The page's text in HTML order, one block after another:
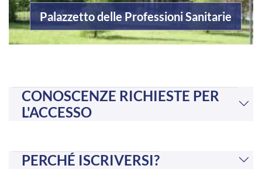
Palazzetto delle Professioni Sanitarie
CONOSCENZE RICHIESTE PER
L'ACCESSO
PERCHÉ ISCRIVERSI?